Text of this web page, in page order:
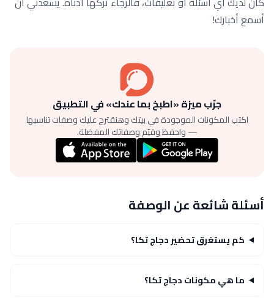
أسمع أخبارك!
جرّب ميزة «اطبخ بما عندك» في التطبيق
اكتب المكونات الموجودة في بيتك وهنقترح عليك وصفات تناسبها
— واحفظ وقيّم وصفاتك المفضلة.
أسئلة شائعة عن الوصفة
كم يستغرق تحضير دجاج تكا؟
ما هي مكونات دجاج تكا؟